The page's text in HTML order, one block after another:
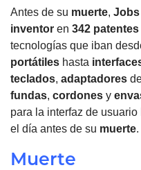
Antes de su muerte, Jobs
inventor en 342 patentes
tecnologías que iban
portátiles hasta
teclados, adaptadores
fundas, cordones y
para la interfaz de usuario
el día antes de su muerte.
Muerte